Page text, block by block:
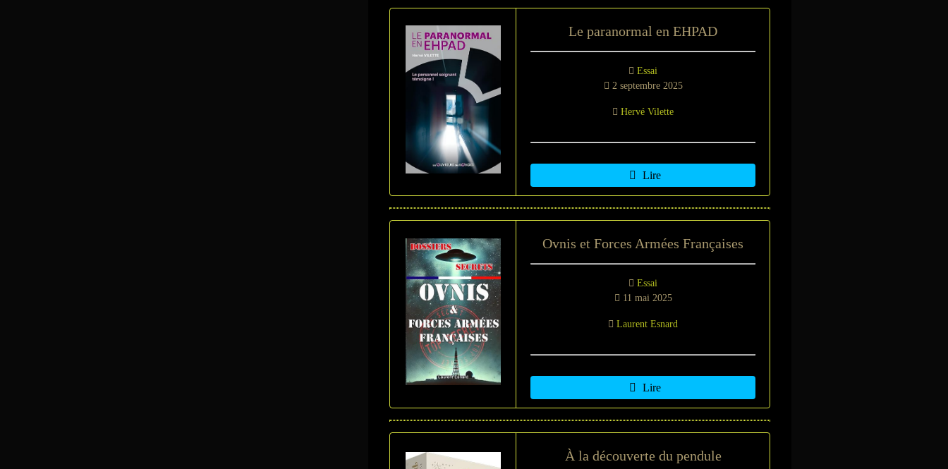
Le paranormal en EHPAD
Essai
2 septembre 2025
Hervé Vilette
Lire
Ovnis et Forces Armées Françaises
Essai
11 mai 2025
Laurent Esnard
Lire
À la découverte du pendule